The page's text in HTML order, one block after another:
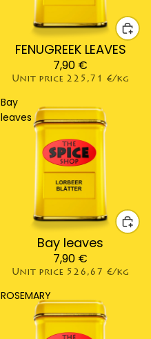
FENUGREEK LEAVES
7,90 €
Unit price 225,71 €/kg
Bay
leaves
Bay leaves
7,90 €
Unit price 526,67 €/kg
ROSEMARY